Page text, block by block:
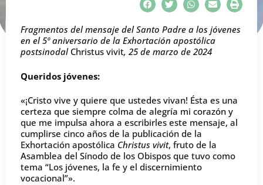
Fragmentos del mensaje del Santo Padre a los jóvenes
en el 5º aniversario de la Exhortación apostólica
postsinodal Christus vivit, 25 de marzo de 2024
Queridos jóvenes:
«¡Cristo vive y quiere que ustedes vivan! Ésta es una
certeza que siempre colma de alegría mi corazón y
que me impulsa ahora a escribirles este mensaje, al
cumplirse cinco años de la publicación de la
Exhortación apostólica Christus vivit, fruto de la
Asamblea del Sínodo de los Obispos que tuvo como
tema “Los jóvenes, la fe y el discernimiento
vocacional”».